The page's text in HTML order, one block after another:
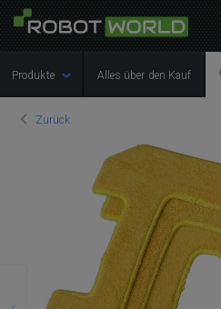
Produkte Alles über den Kauf
Zurück